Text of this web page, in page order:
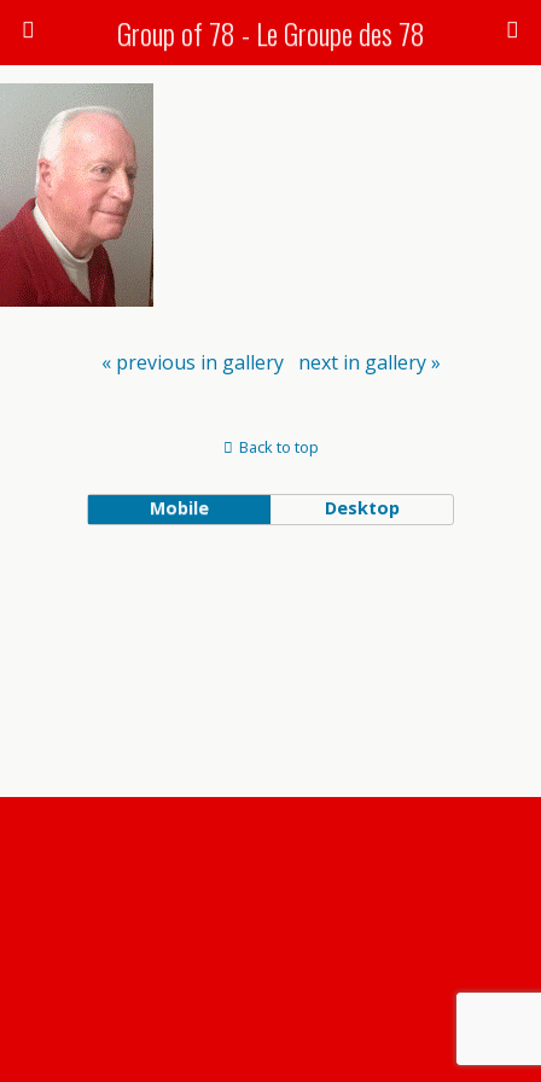
Group of 78 - Le Groupe des 78
« previous in gallery next in gallery »
Back to top
Mobile Desktop